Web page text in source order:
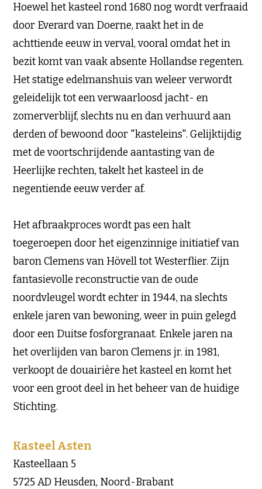
Hoewel het kasteel rond 1680 nog wordt verfraaid
door Everard van Doerne, raakt het in de
achttiende eeuw in verval, vooral omdat het in
bezit komt van vaak absente Hollandse regenten.
Het statige edelmanshuis van weleer verwordt
geleidelijk tot een verwaarloosd jacht- en
zomerverblijf, slechts nu en dan verhuurd aan
derden of bewoond door "kasteleins". Gelijktijdig
met de voortschrijdende aantasting van de
Heerlijke rechten, takelt het kasteel in de
negentiende eeuw verder af.
Het afbraakproces wordt pas een halt
toegeroepen door het eigenzinnige initiatief van
baron Clemens van Hövell tot Westerflier. Zijn
fantasievolle reconstructie van de oude
noordvleugel wordt echter in 1944, na slechts
enkele jaren van bewoning, weer in puin gelegd
door een Duitse fosforgranaat. Enkele jaren na
het overlijden van baron Clemens jr. in 1981,
verkoopt de douairière het kasteel en komt het
voor een groot deel in het beheer van de huidige
Stichting.
Kasteel Asten
Kasteellaan 5
5725 AD Heusden, Noord-Brabant